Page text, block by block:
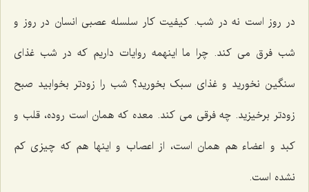
در روز است نه در شب. کیفیت کار سلسله عصبی انسان در روز و
شب فرق می کند. چرا ما اینهمه روایات داریم که در شب غذای
سنگین نخورید و غذای سبک بخورید؟ شب را زودتر بخوابید صبح
زودتر برخیزید. چه فرقی می کند. معده که همان است روده، قلب و
کبد و اعضاء هم همان است، از اعصاب و اینها هم که چیزی کم
نشده است.